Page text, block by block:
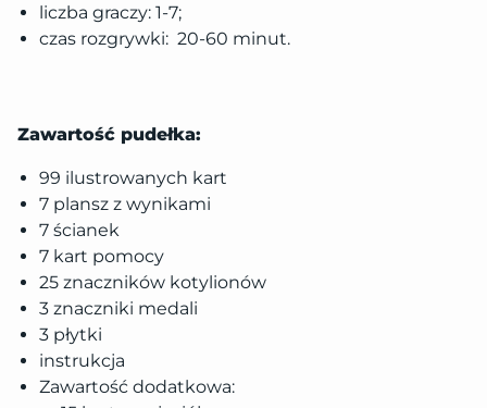
liczba graczy: 1-7;
czas rozgrywki: 20-60 minut.
Zawartość pudełka:
99 ilustrowanych kart
7 plansz z wynikami
7 ścianek
7 kart pomocy
25 znaczników kotylionów
3 znaczniki medali
3 płytki
instrukcja
Zawartość dodatkowa: